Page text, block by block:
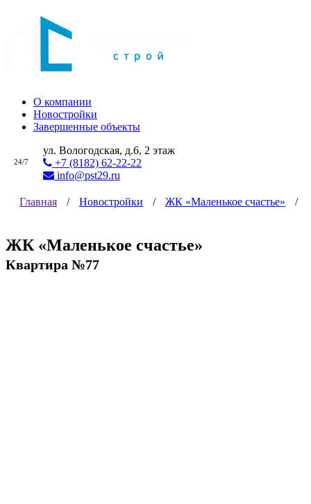
О компании
Новостройки
Завершенные объекты
24/7
ул. Вологодская, д.6, 2 этаж
+7 (8182) 62-22-22
info@pst29.ru
Главная / Новостройки / ЖК «Маленькое счастье» /
ЖК «Маленькое счастье»
Квартира №77